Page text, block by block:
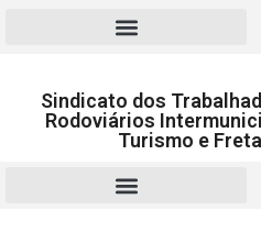
Sindicato dos
Rodoviários
Turismo e